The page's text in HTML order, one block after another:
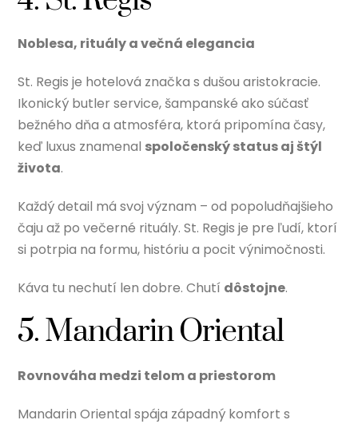
Noblesa, rituály a večná elegancia
St. Regis je hotelová značka s dušou aristokracie.
Ikonický butler service, šampanské ako súčasť
bežného dňa a atmosféra, ktorá pripomína časy,
keď luxus znamenal spoločenský status aj štýl
života.
Každý detail má svoj význam – od popoludňajšieho
čaju až po večerné rituály. St. Regis je pre ľudí, ktorí
si potrpia na formu, históriu a pocit výnimočnosti.
Káva tu nechutí len dobre. Chutí dôstojne.
5. Mandarin Oriental
Rovnováha medzi telom a priestorom
Mandarin Oriental spája západný komfort s